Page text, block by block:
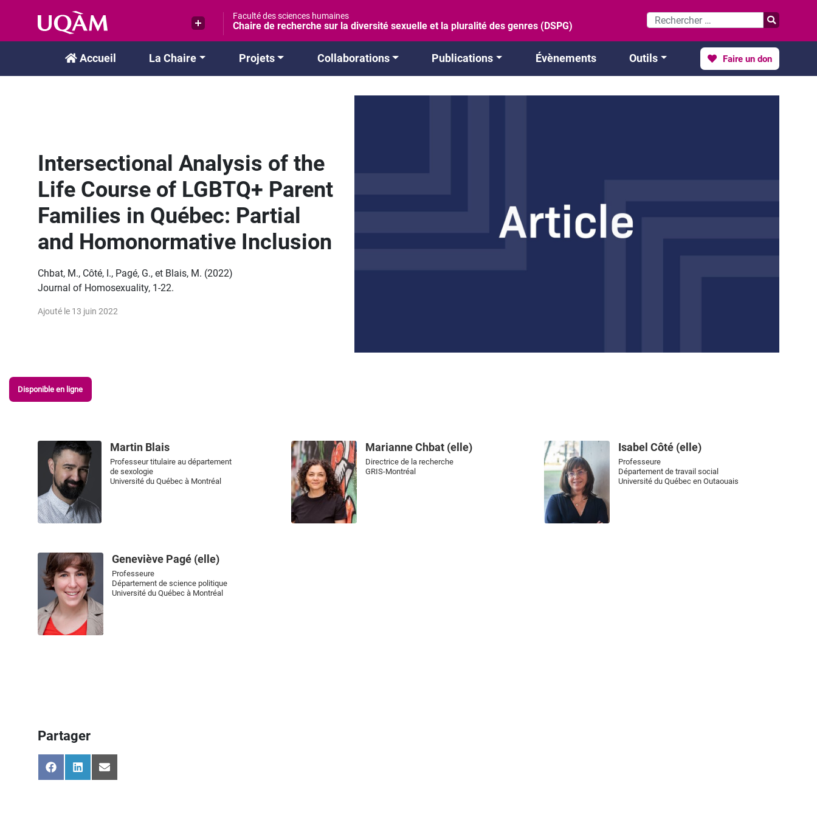
Faculté des sciences humaines
Chaire de recherche sur la diversité sexuelle et la pluralité des genres (DSPG)
Accueil La Chaire Projets Collaborations Publications Évènements Outils Faire un don
Intersectional Analysis of the
Life Course of LGBTQ+ Parent
Families in Québec: Partial
and Homonormative Inclusion
Chbat, M., Côté, I., Pagé, G., et Blais, M. (2022)
Journal of Homosexuality, 1-22.
Ajouté le 13 juin 2022
Disponible en ligne
Martin Blais
Professeur titulaire au département
de sexologie
Université du Québec à Montréal
Marianne Chbat (elle)
Directrice de la recherche
GRIS-Montréal
Isabel Côté (elle)
Professeure
Département de travail social
Université du Québec en Outaouais
Geneviève Pagé (elle)
Professeure
Département de science politique
Université du Québec à Montréal
Partager
Share
on
Share
on
Share
on